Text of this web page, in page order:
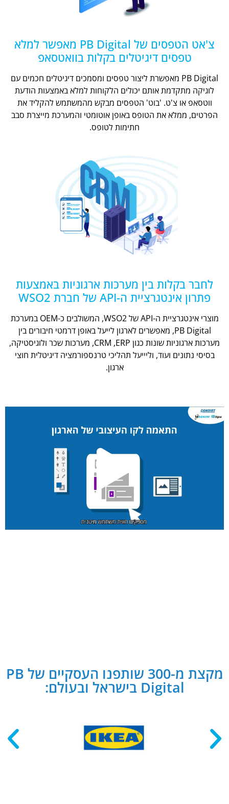
צ'אט הטפסים של PB Digital מאפשר למלא
טפסים דיגיטלים בקלות בוואטסאפ
PB Digital מאפשרת ליצור טפסים ומסמכים דיגיטלים חכמים עם
לוגיקה מתקדמת אותם יכולים הלקוחות למלא באמצעות הודעת
ווטסאפ או צ'ט. 'בוט' הטפסים מבקש מהמשתמש להקליד את
הפרטים, ממלא את הטופס באופן אוטומטי והמערכת מייצרת סבב
חתימות לטופס.
לחבר בקלות בין מערכות ארגוניות באמצעות
פתרון אינטגרציית ה-API של חברת WSO2
מוצרי אינטגרציית ה-API של WSO2, המשולבים כ-OEM במערכת
PB Digital, מאפשרים לארגון לייעל באופן דרמטי חיבורים בין
מערכות ארגוניות שונות כגון CRM ,ERP, מערכות שכר ולוגיסטיקה,
בסיסי נתונים ועוד, וליייעל תהליכי טרנספורמציה דיגיטלית חוצי
ארגון.
מקצת מ-300 שותפנו העסקיים של PB
Digital בישראל ובעולם: